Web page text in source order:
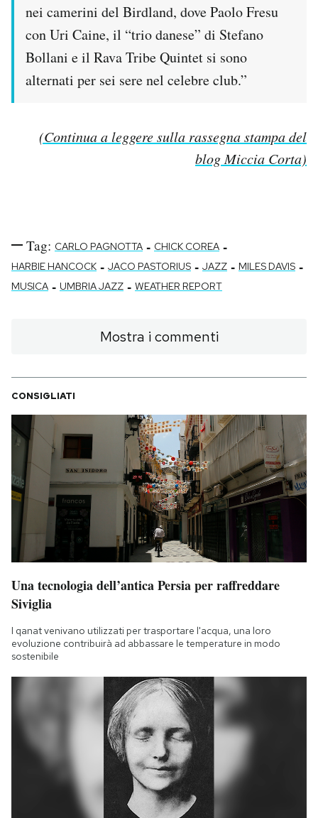
nei camerini del Birdland, dove Paolo Fresu
con Uri Caine, il “trio danese” di Stefano
Bollani e il Rava Tribe Quintet si sono
alternati per sei sere nel celebre club.”
(Continua a leggere sulla rassegna stampa del
blog Miccia Corta)
Tag: CARLO PAGNOTTA - CHICK COREA -
HARBIE HANCOCK - JACO PASTORIUS - JAZZ - MILES DAVIS -
MUSICA - UMBRIA JAZZ - WEATHER REPORT
Mostra i commenti
CONSIGLIATI
Una tecnologia dell’antica Persia per raffreddare
Siviglia
I qanat venivano utilizzati per trasportare l'acqua, una loro
evoluzione contribuirà ad abbassare le temperature in modo
sostenibile